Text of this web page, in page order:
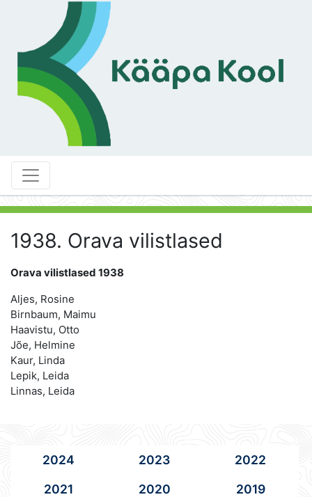
1938. Orava vilistlased
Orava vilistlased 1938
Aljes, Rosine
Birnbaum, Maimu
Haavistu, Otto
Jõe, Helmine
Kaur, Linda
Lepik, Leida
Linnas, Leida
2024 2023
2022
2021
2020
2019